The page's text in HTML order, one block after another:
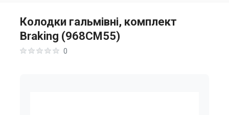
Колодки гальмівні, комплект
Braking (968CM55)
0